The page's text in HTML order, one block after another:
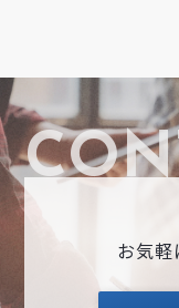
お気軽